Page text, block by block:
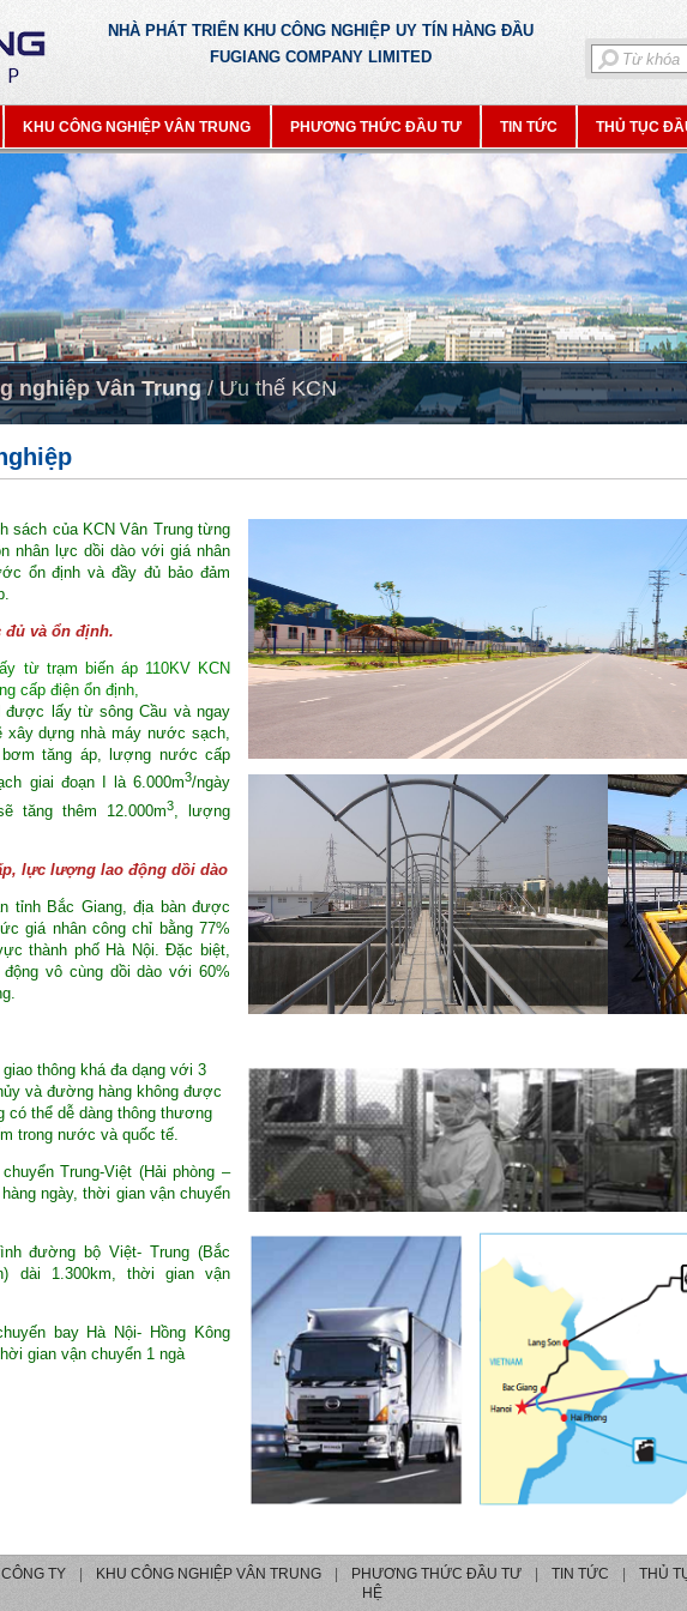
NHÀ PHÁT TRIỂN KHU CÔNG NGHIỆP UY TÍN HÀNG ĐẦU
FUGIANG COMPANY LIMITED
KHU CÔNG NGHIỆP VÂN TRUNG PHƯƠNG THỨC ĐẦU TƯ TIN TỨC THỦ TỤC
nghiệp Vân Trung / Ưu thế KCN
sách của KCN Vân Trung từng
nhân lực dồi dào với giá nhân
ổn định và đầy đủ bảo đảm
đủ và ổn định.
từ trạm biến áp 110KV KCN
cấp điện ổn định,
được lấy từ sông Cầu và ngay
xây dựng nhà máy nước sạch,
tăng áp, lượng nước cấp
giai đoạn I là 6.000m3/ngày
tăng thêm 12.000m3
, lượng
lực lượng lao động dồi dào
tỉnh Bắc Giang, địa bàn được
giá nhân công chỉ bằng 77%
thành phố Hà Nội. Đặc biệt,
vô cùng dồi dào với 60%
thông khá đa dạng với 3
và đường hàng không được
có thể dễ dàng thông thương
trong nước và quốc tế.
Trung-Việt (Hải phòng –
ngày, thời gian vận chuyển
đường bộ Việt- Trung (Bắc
dài 1.300km, thời gian vận
bay Hà Nội- Hồng Kông
gian vận chuyển 1 ngà
TY KHU CÔNG NGHIỆP VÂN TRUNG PHƯƠNG THỨC ĐẦU TƯ TIN TỨC THỦ
HỆ